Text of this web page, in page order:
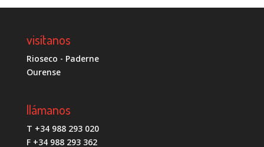
visítanos
Rioseco - Paderne
Ourense
llámanos
T +34 988 293 020
F +34 988 293 362